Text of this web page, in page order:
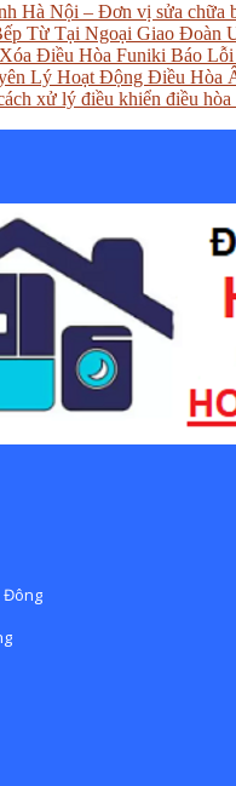
Hà Nội – Đơn vị sửa chữa
Từ Tại Ngoại Giao Đoàn
Điều Hòa Funiki Báo
Lý Hoạt Động Điều Hòa
xử lý điều khiển điều
Đông